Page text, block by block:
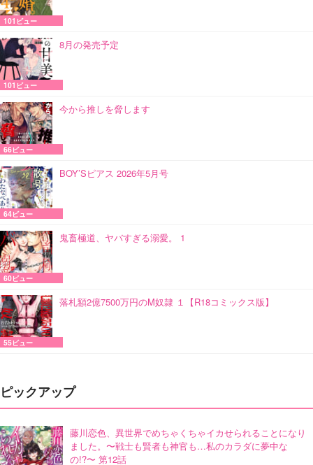
101ビュー
8月の発売予定
101ビュー
今から推しを脅します
66ビュー
BOY’Sピアス 2026年5月号
64ビュー
鬼畜極道、ヤバすぎる溺愛。 1
60ビュー
落札額2億7500万円のM奴隷 １【R18コミックス版】
55ビュー
ピックアップ
藤川恋色、異世界でめちゃくちゃイカせられることになり
ました。〜戦士も賢者も神官も…私のカラダに夢中な
の!?〜 第12話